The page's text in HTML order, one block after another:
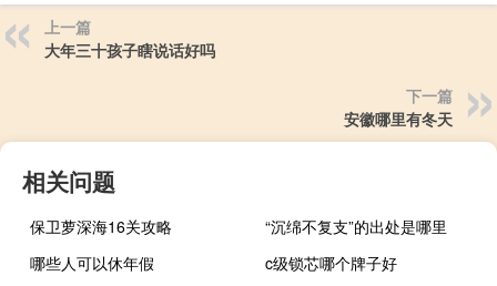
上一篇
大年三十孩子瞎说话好吗
下一篇
安徽哪里有冬天
相关问题
保卫萝深海16关攻略
“沉绵不复支”的出处是哪里
哪些人可以休年假
c级锁芯哪个牌子好